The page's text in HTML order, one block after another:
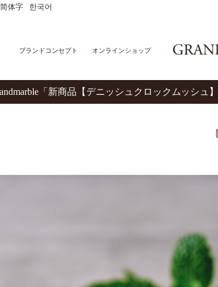
简体字 한국어
ブランドコンセプト オンラインショップ
ュ
「新商品【デニッシュクロックムッシュ】